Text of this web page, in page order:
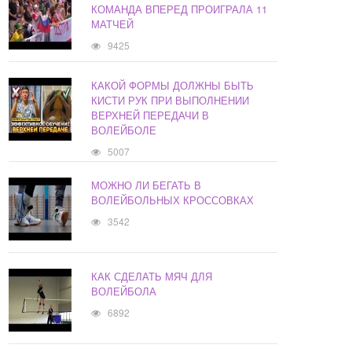
КОМАНДА ВПЕРЕД ПРОИГРАЛА 11
МАТЧЕЙ
9425
КАКОЙ ФОРМЫ ДОЛЖНЫ БЫТЬ
КИСТИ РУК ПРИ ВЫПОЛНЕНИИ
ВЕРХНЕЙ ПЕРЕДАЧИ В
ВОЛЕЙБОЛЕ
5007
МОЖНО ЛИ БЕГАТЬ В
ВОЛЕЙБОЛЬНЫХ КРОССОВКАХ
3542
КАК СДЕЛАТЬ МЯЧ ДЛЯ
ВОЛЕЙБОЛА
6892